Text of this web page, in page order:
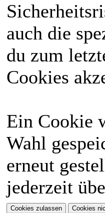
auch die
du zum
Cookies
Ein Cookie
Wahl
erneut
jederzeit